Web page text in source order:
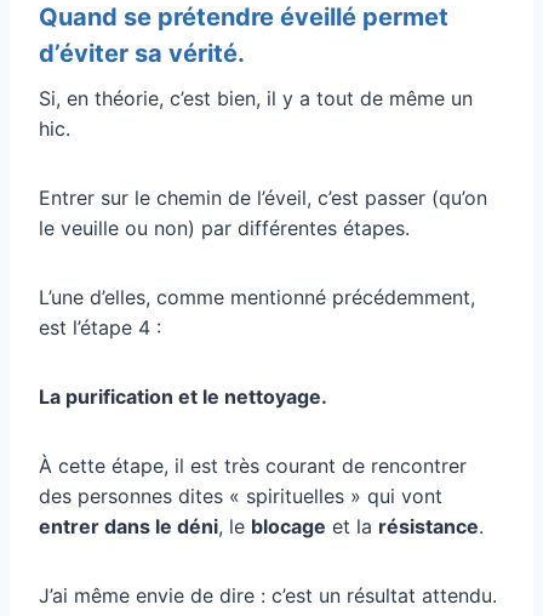
Quand se prétendre éveillé permet
d’éviter sa vérité.
Si, en théorie, c’est bien, il y a tout de même un
hic.
Entrer sur le chemin de l’éveil, c’est passer (qu’on
le veuille ou non) par différentes étapes.
L’une d’elles, comme mentionné précédemment,
est l’étape 4 :
La purification et le nettoyage.
À cette étape, il est très courant de rencontrer
des personnes dites « spirituelles » qui vont
entrer dans le déni, le blocage et la résistance.
J’ai même envie de dire : c’est un résultat attendu.